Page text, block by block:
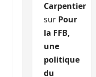
Carpentier
sur Pour
la FFB,
une
politique
du